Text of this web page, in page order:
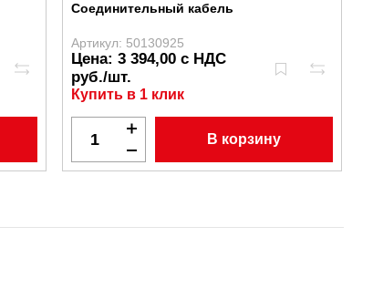
Соединительный кабель
Артикул: 50130925
Цена: 3 394,00 с НДС
руб./шт.
Купить в 1 клик
В корзину